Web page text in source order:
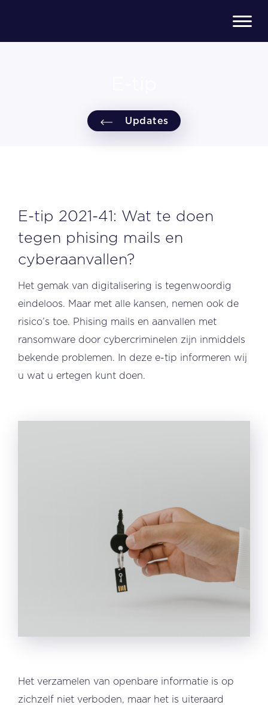
Updates
E-tip 2021-41: Wat te doen
tegen phising mails en
cyberaanvallen?
Het gemak van digitalisering is tegenwoordig
eindeloos. Maar met alle kansen, nemen ook de
risico’s toe. Phising mails en aanvallen met
ransomware door cybercriminelen zijn inmiddels
bekende problemen. In deze e-tip informeren wij
u wat u ertegen kunt doen.
Het verzamelen van openbare informatie is op
zichzelf niet verboden, maar het is uiteraard